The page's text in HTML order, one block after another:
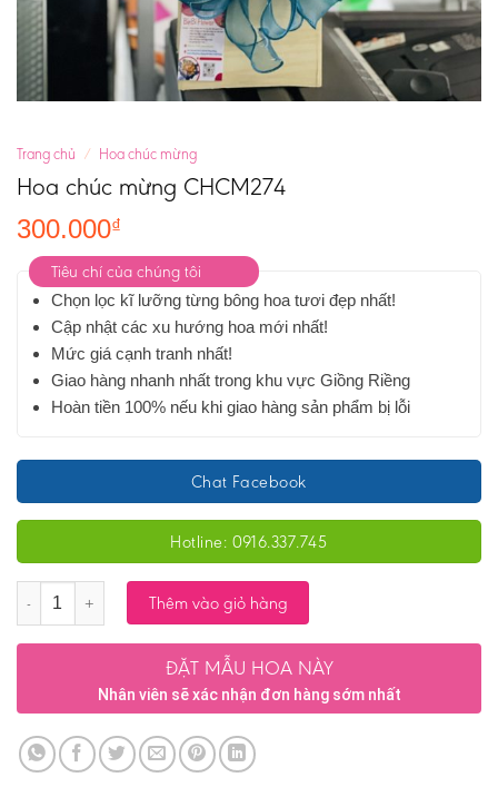
Trang chủ / Hoa chúc mừng
Hoa chúc mừng CHCM274
300.000₫
Tiêu chí của chúng tôi
Chọn lọc kĩ lưỡng từng bông hoa tươi đẹp nhất!
Cập nhật các xu hướng hoa mới nhất!
Mức giá cạnh tranh nhất!
Giao hàng nhanh nhất trong khu vực Giồng Riềng
Hoàn tiền 100% nếu khi giao hàng sản phẩm bị lỗi
Chat Facebook
Hotline: 0916.337.745
Số lượng Thêm vào giỏ hàng
ĐẶT MẪU HOA NÀY
Nhân viên sẽ xác nhận đơn hàng sớm nhất